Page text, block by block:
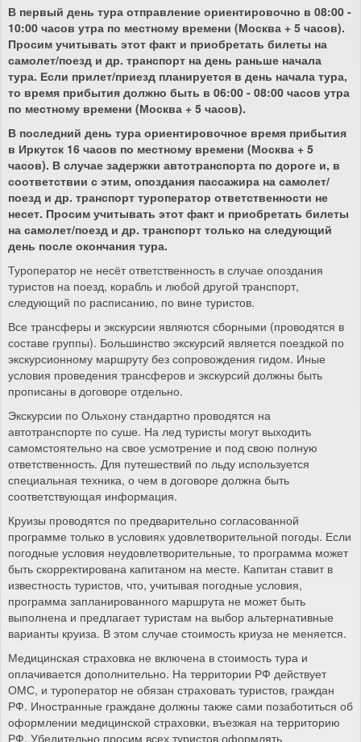
В первый день тура отправление ориентировочно в 08:00 -
10:00 часов утра по местному времени (Москва + 5 часов).
Просим учитывать этот факт и приобретать билеты на
самолет/поезд и др. транспорт на день раньше начала
тура. Если прилет/приезд планируется в день начала тура,
то время прибытия должно быть в 06:00 - 08:00 часов утра
по местному времени (Москва + 5 часов).
В последний день тура ориентировочное время прибытия
в Иркутск 16 часов по местному времени (Москва + 5
часов). В случае задержки автотранспорта по дороге и, в
соответствии с этим, опоздания пассажира на самолет/
поезд и др. транспорт туроператор ответственности не
несет. Просим учитывать этот факт и приобретать билеты
на самолет/поезд и др. транспорт только на следующий
день после окончания тура.
Туроператор не несёт ответственность в случае опоздания
туристов на поезд, корабль и любой другой транспорт,
следующий по расписанию, по вине туристов.
Все трансферы и экскурсии являются сборными (проводятся в
составе группы). Большинство экскурсий является поездкой по
экскурсионному маршруту без сопровождения гидом. Иные
условия проведения трансферов и экскурсий должны быть
прописаны в договоре отдельно.
Экскурсии по Ольхону стандартно проводятся на
автотранспорте по суше. На лед туристы могут выходить
самомстоятельно на свое усмотрение и под свою полную
ответственность. Для путешествий по льду используется
специальная техника, о чем в договоре должна быть
соответствующая информация.
Круизы проводятся по предварительно согласованной
программе только в условиях удовлетворительной погоды. Если
погодные условия неудовлетворительные, то программа может
быть скорректирована капитаном на месте. Капитан ставит в
известность туристов, что, учитывая погодные условия,
программа запланированного маршрута не может быть
выполнена и предлагает туристам на выбор альтернативные
варианты круиза. В этом случае стоимость криуза не меняется.
Медицинская страховка не включена в стоимость тура и
оплачивается дополнительно. На территории РФ действует
ОМС, и туроператор не обязан страховать туристов, граждан
РФ. Иностранные граждане должны также сами позаботиться об
оформлении медицинской страховки, въезжая на территорию
РФ. Убедительно просим всех туристов оформлять